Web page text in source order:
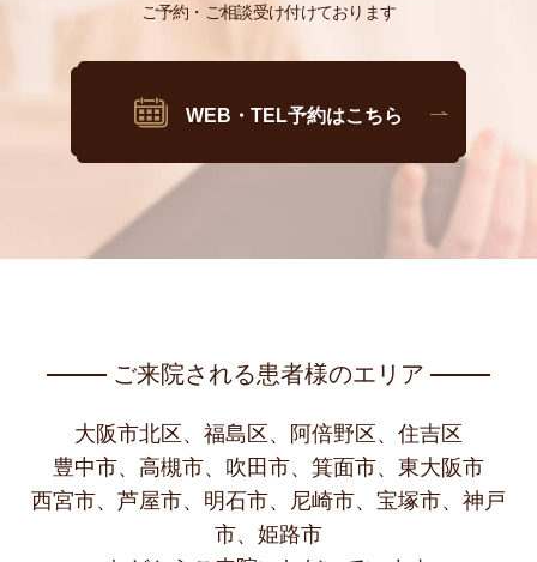
ご予約・ご相談受け付けております
WEB・TEL予約はこちら
ご来院される患者様のエリア
大阪市北区、福島区、阿倍野区、住吉区
豊中市、高槻市、吹田市、箕面市、東大阪市
西宮市、芦屋市、明石市、尼崎市、宝塚市、神戸
市、姫路市